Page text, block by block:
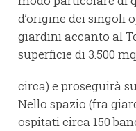
d’origine dei singoli
giardini accanto al
superficie di 3.500
circa) e proseguirà
Nello spazio (fra
ospitati circa 150